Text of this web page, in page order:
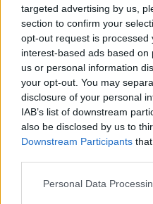
targeted advertising by us,
section to confirm your
opt-out request is processed
interest-based ads based
us or personal information
your opt-out. You may
disclosure of your personal
IAB’s list of downstream
also be disclosed by us to
Downstream Participants
Personal Data
Πριν 5 ημέρες
Μία μικρή αλλά
ομάδα του «Πολίτη»